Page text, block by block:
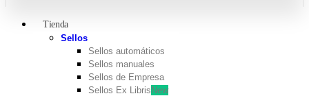
Tienda
Sellos
Sellos automáticos
Sellos manuales
Sellos de Empresa
Sellos Ex Libris New